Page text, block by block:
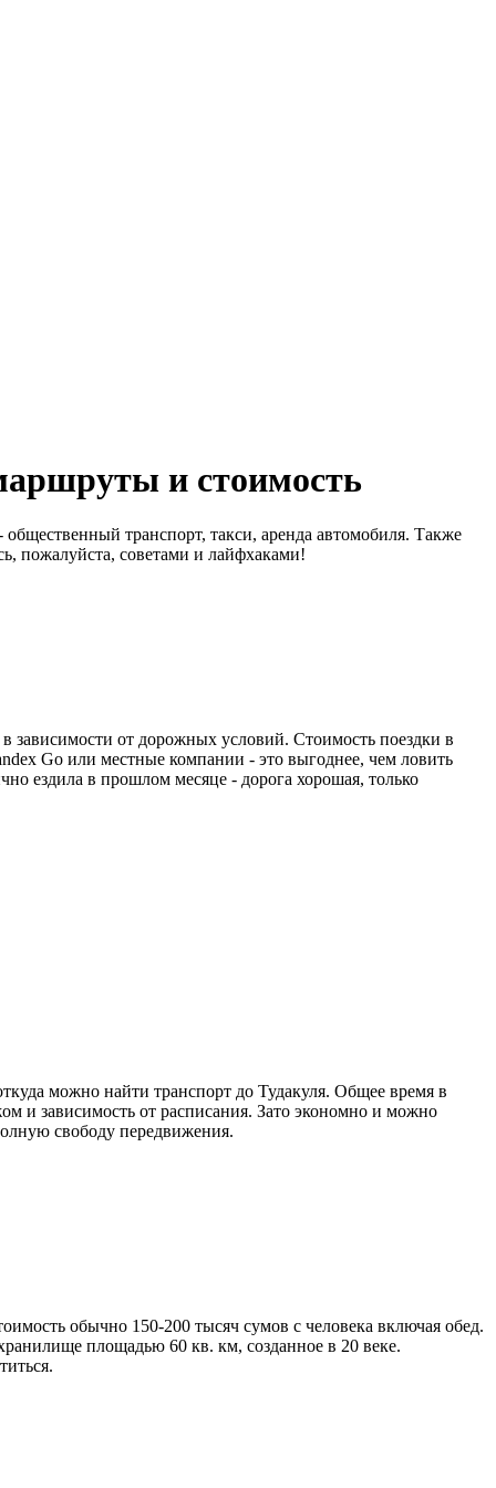
и стоимость
транспорт, такси, аренда автомобиля. Также
пожалуйста, советами и лайфхаками!
зависимости от дорожных условий. Стоимость поездки в
Go или местные компании - это выгоднее, чем ловить
ездила в прошлом месяце - дорога хорошая, только
можно найти транспорт до Тудакуля. Общее время в
и зависимость от расписания. Зато экономно и можно
свободу передвижения.
обычно 150-200 тысяч сумов с человека включая обед.
площадью 60 кв. км, созданное в 20 веке.